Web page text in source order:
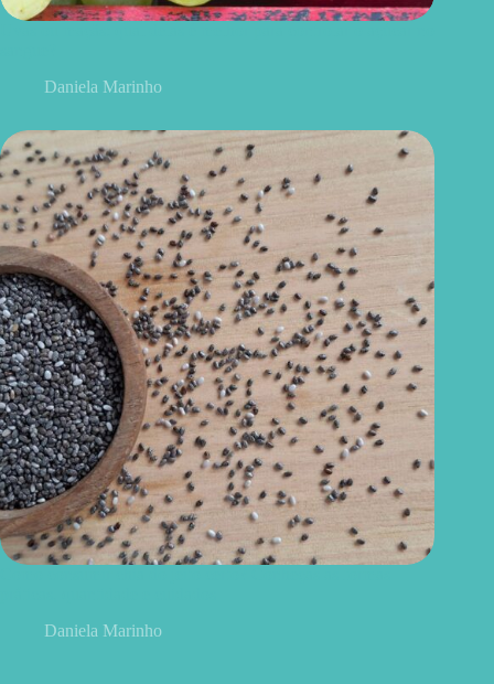
Daniela Marinho
Daniela Marinho